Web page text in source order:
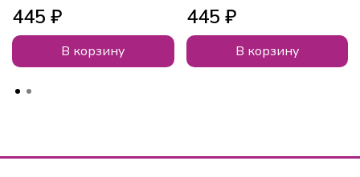
445 ₽
В корзину
445 ₽
В корзину